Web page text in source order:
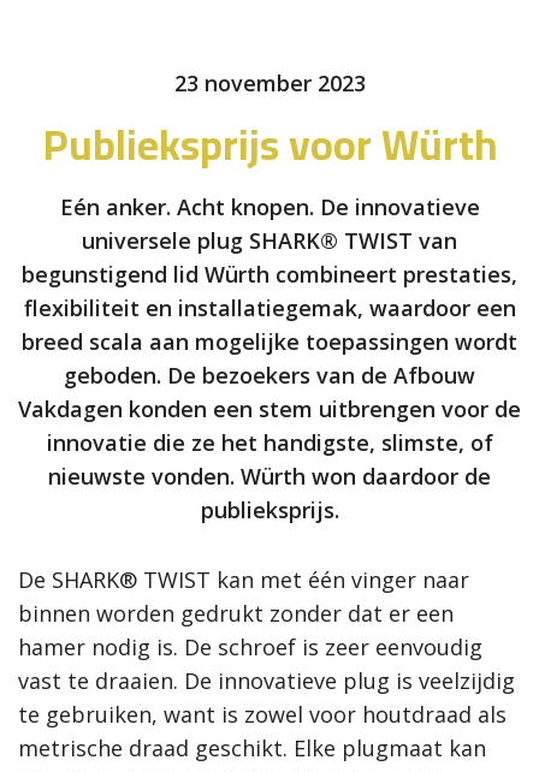
23 november 2023
Publieksprijs voor Würth
Eén anker. Acht knopen. De innovatieve
universele plug SHARK® TWIST van
begunstigend lid Würth combineert prestaties,
flexibiliteit en installatiegemak, waardoor een
breed scala aan mogelijke toepassingen wordt
geboden. De bezoekers van de Afbouw
Vakdagen konden een stem uitbrengen voor de
innovatie die ze het handigste, slimste, of
nieuwste vonden. Würth won daardoor de
publieksprijs.
De SHARK® TWIST kan met één vinger naar
binnen worden gedrukt zonder dat er een
hamer nodig is. De schroef is zeer eenvoudig
vast te draaien. De innovatieve plug is veelzijdig
te gebruiken, want is zowel voor houtdraad als
metrische draad geschikt. Elke plugmaat kan